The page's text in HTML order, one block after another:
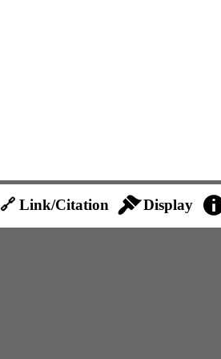
🔗 Link/Citation Display